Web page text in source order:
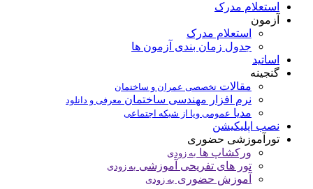
استعلام مدرک
آزمون
استعلام مدرک
جدول زمان بندی آزمون ها
اساتید
گنجینه
مقالات تخصصی عمران و ساختمان
نرم افزار مهندسی ساختمان معرفی و دانلود
مدیا عمومی ویا از شبکه اجتماعی
نصب اپلیکیشن
تورآموزشی حضوری
ورکشاپ ها به زودی
تور های تفریحی آموزشی به زودی
آموزش حضوری به زودی